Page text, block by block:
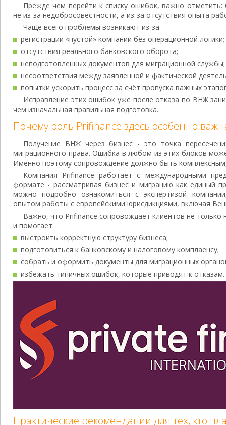
Прежде чем перейти к списку ошибок, важно
не из-за недобросовестности, а из-за отсутствия опыта
Чаще всего проблемы возникают из-за:
регистрации «пустой» компании без операционной логики;
отсутствия реального банковского оборота;
неподготовленных документов для миграционной службы;
несоответствия между заявленной и фактической
попытки ускорить процесс за счёт пропуска важных
Исправление этих ошибок уже после отказа по ВНЖ
чем изначальная правильная подготовка.
Почему роль Prifinance здесь особенно
Получение ВНЖ через бизнес - это точка
миграционного права. Ошибка в любом из этих блоков
Именно поэтому сопровождение должно быть
Компания Prifinance работает с международными
формате - рассматривая бизнес и миграцию как единый
можно подробно ознакомиться с экспертизой
опытом работы с европейскими юрисдикциями, включая
Важно, что Prifinance сопровождает клиентов не только
и помогает:
выстроить корректную структуру бизнеса;
подготовиться к банковскому и налоговому комплаенсу;
собрать и оформить документы для миграционных
избежать типичных ошибок, которые приводят к отказам.
Практические рекомендации для тех, кто